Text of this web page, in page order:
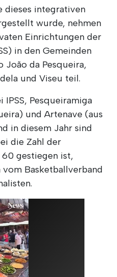
dieses integrativen
wurde, nehmen
Einrichtungen der
in den Gemeinden
João da Pesqueira,
und Viseu teil.
Pesqueiramiga
und Artenave (aus
in diesem Jahr sind
die Zahl der
gestiegen ist,
Basketballverband